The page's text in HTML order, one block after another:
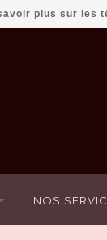
NOS
plus sur les